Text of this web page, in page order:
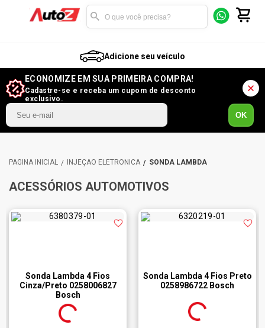
Adicione seu veículo
ECONOMIZE EM SUA PRIMEIRA COMPRA!
Cadastre-se e receba um cupom de desconto
exclusivo.
OK
INJEÇÃO ELETRÔNICA SONDA LAMBDA
ACESSÓRIOS AUTOMOTIVOS
Sonda Lambda 4 Fios
Cinza/Preto 0258006827
Bosch
Sonda Lambda 4 Fios Preto
0258986722 Bosch